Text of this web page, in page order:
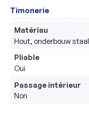
Timonerie
Matériau
Hout, onderbouw staal
Pliable
Oui
Passage intérieur
Non